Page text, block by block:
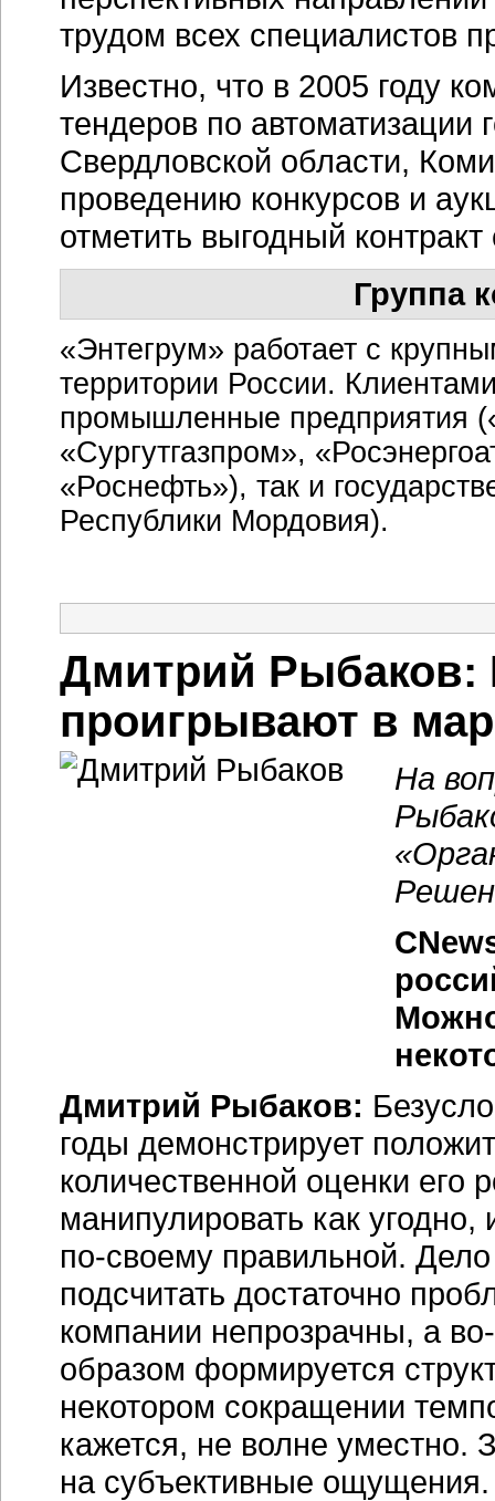
трудом всех специалистов
Известно, что в 2005 году
тендеров по автоматизации
Свердловской области,
проведению конкурсов и
отметить выгодный
Группа
«Энтегрум» работает с
территории России.
промышленные предприятия
«Сургутгазпром»,
«Роснефть»), так и
Республики Мордовия).
Дмитрий Рыбаков:
проигрывают в
На
«
Дмитрий Рыбаков:
годы демонстрирует
количественной оценки его
манипулировать как
по-своему правильной.
подсчитать достаточно
компании непрозрачны, а
образом формируется
некотором сокращении
кажется, не волне уместно.
на субъективные ощущения.